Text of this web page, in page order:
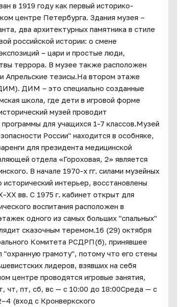
в 1919 году как первый историко-
центре Петербурга. Здания музея –
два архитектурных памятника в стиле
российской истории: о смене
– цари и простые люди,
террора. В музее также расположен
Апрельские тезисы.На втором этаже
ДИМ – это специально созданные
школа, где дети в игровой форме
музей проводит
для учащихся 1-7 классов.Музей
России" находится в особняке,
для президента медицинской
отдела «Гороховая, 2» является
В начале 1970-х гг. силами музейных
интерьер, восстановлены
вв. С 1975 г. кабинет открыт для
воспитания расположен в
одного из самых больших "спальных"
сказочным теремом.16 (29) октября
Комитета РСДРП(б), принявшее
грамоту", потому что его стены
лидеров, взявших на себя
центре проводятся игровые занятия,
чт, пт, сб, вс — с 10:00 до 18:00Среда — с
(вход с Кронверкского